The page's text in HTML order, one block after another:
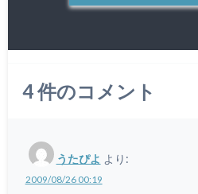
4件のコメント
うたぴよ より:
2009/08/26 00:19